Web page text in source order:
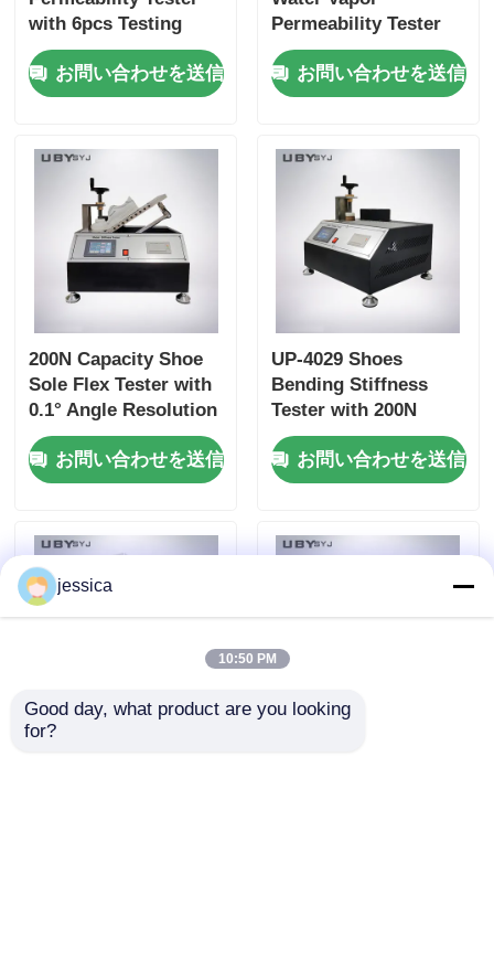
with 6pcs Testing
Bottle, 75 ±5cpm
Bottles Holder Speed,
and 30±1 mm Bottle
Leather and Textile
お問い合わせを送信
Permeability Tester
with 6pcs Testing
Bottle for Footwear
EN ISO 20344 SATRA
お問い合わせを送信
200N Capacity Shoe
Sole Flex Tester with
0.1° Angle Resolution
and Adjustable
Bending Speed for
Footwear Quality
お問い合わせを送信
UP-4029 Shoes
Bending Stiffness
Tester with 200N
Capacity Adjustable
Bending Speed and
High Precision Angle
Footwear Testing
お問い合わせを送信
jessica
10:50 PM
Good day, what product are you looking
for?